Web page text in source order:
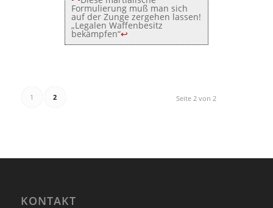
Formulierung muß man sich
auf der Zunge zergehen lassen!
„Legalen Waffenbesitz
bekämpfen“↩
Seite 2 von 2
1 2
KONTAKT